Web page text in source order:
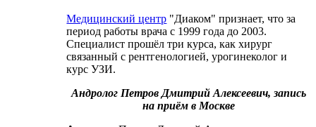
Медицинский центр "Диаком" признает, что за
период работы врача с 1999 года до 2003.
Специалист прошёл три курса, как хирург
связанный с рентгенологией, урогинеколог и
курс УЗИ.
Андролог Петров Дмитрий Алексеевич, запись
на приём в Москве